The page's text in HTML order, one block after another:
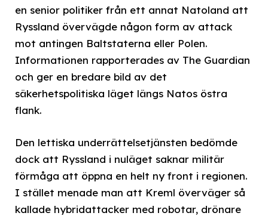
en senior politiker från ett annat Natoland att
Ryssland övervägde någon form av attack
mot antingen Baltstaterna eller Polen.
Informationen rapporterades av The Guardian
och ger en bredare bild av det
säkerhetspolitiska läget längs Natos östra
flank.
Den lettiska underrättelsetjänsten bedömde
dock att Ryssland i nuläget saknar militär
förmåga att öppna en helt ny front i regionen.
I stället menade man att Kreml överväger så
kallade hybridattacker med robotar, drönare